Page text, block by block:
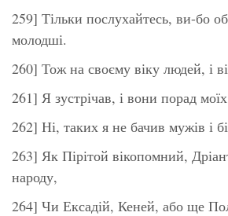
259] Тільки послухайтесь, ви-бо
молодші.
260] Тож на своєму віку людей, і
261] Я зустрічав, і вони порад
262] Ні, таких я не бачив мужів і
263] Як Пірітой вікопомний,
народу,
264] Чи Ексадій, Кеней, або ще